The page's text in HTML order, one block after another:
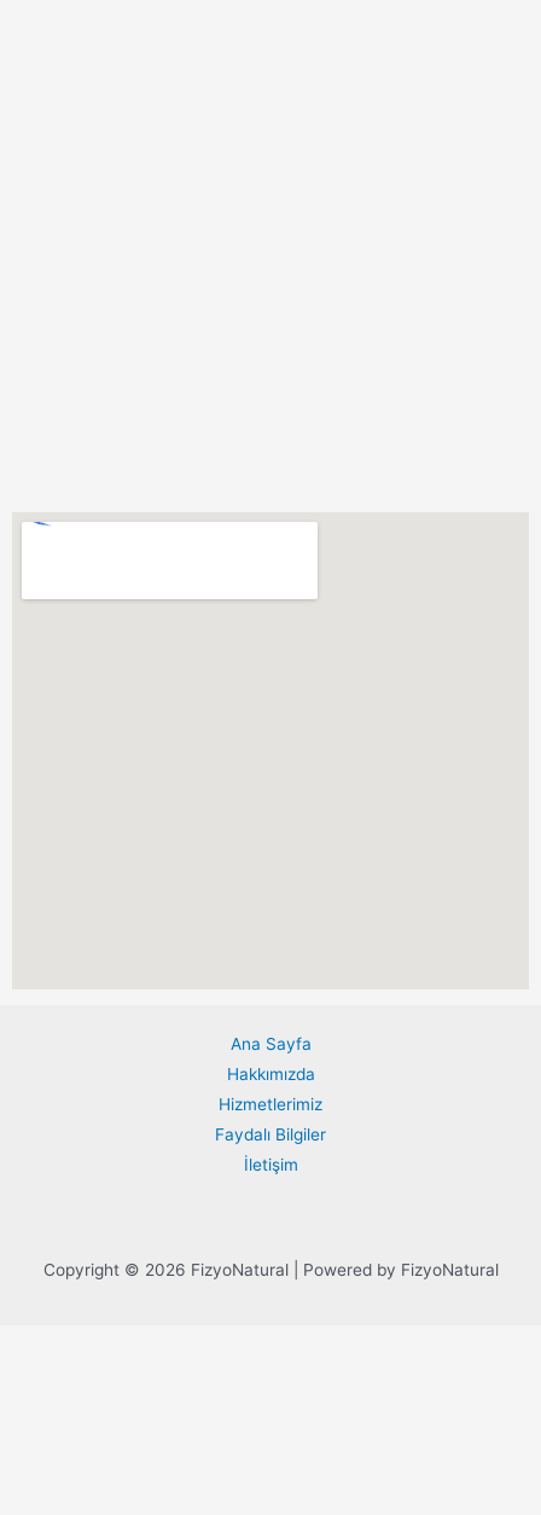
Ana Sayfa
Hakkımızda
Hizmetlerimiz
Faydalı Bilgiler
İletişim
Copyright © 2026 FizyoNatural | Powered by FizyoNatural